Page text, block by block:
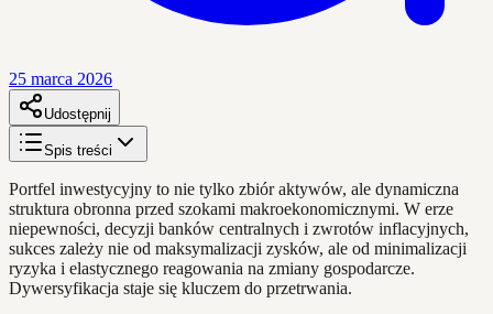
25 marca 2026
Udostępnij
Spis treści
Portfel inwestycyjny to nie tylko zbiór aktywów, ale dynamiczna
struktura obronna przed szokami makroekonomicznymi. W erze
niepewności, decyzji banków centralnych i zwrotów inflacyjnych,
sukces zależy nie od maksymalizacji zysków, ale od minimalizacji
ryzyka i elastycznego reagowania na zmiany gospodarcze.
Dywersyfikacja staje się kluczem do przetrwania.